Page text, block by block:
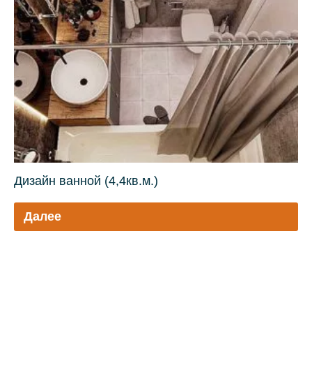
Дизайн ванной (4,4кв.м.)
Далее